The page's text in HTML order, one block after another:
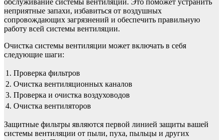
обслуживание системы вентиляции. Это поможет устранить
неприятные запахи, избавиться от воздушных
сопровождающих загрязнений и обеспечить правильную
работу всей системы вентиляции.
Очистка системы вентиляции может включать в себя
следующие шаги:
1. Проверка фильтров
2. Очистка вентиляционных каналов
3. Проверка и очистка воздуховодов
4. Очистка вентиляторов
Защитные фильтры являются первой линией защиты вашей
системы вентиляции от пыли, пуха, пыльцы и других